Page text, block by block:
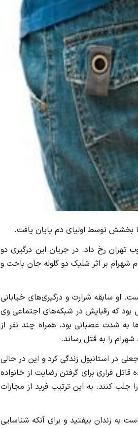
بخشش توسط اولیای دم پایان یافت.
در قهوه‌خانه‌ای در جنوب تهران رخ داد. در جریان این درگیری دو
شهرام بر اثر شلیک دو گلوله جان باخت و
او سابقه شرارت و درگیری‌های خیابانی
بود که رقبایش در شبکه‌های اجتماعی وی
به شدت عصبانی بود، همراه چند نفر از
را به قتل رساند.
در استانبول زندگی کرد و این در حالی
قاتل فراری برای گرفتن رضایت از خانواده
جلب کنند. به این ترتیب فرید از مجازات
به زندان بیفتید و برای آنکه شناسایی